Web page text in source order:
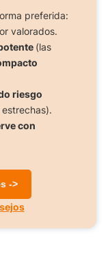
preferida:
valorados.
(las
riesgo
con
->